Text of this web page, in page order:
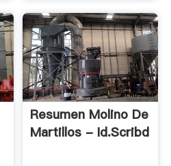
Resumen Molino De
Martillos - Id.scribd